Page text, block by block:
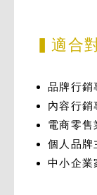
▍適合
品牌行銷
內容行銷
電商零售
個人品牌
中小企業